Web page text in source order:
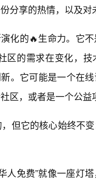
分享的热情，以及对
化的🔥生命力。它不
区的需求在变化，
。它可能是一个在
区，或者是一个公益
但它的核心始终不
人免费”就像一座灯